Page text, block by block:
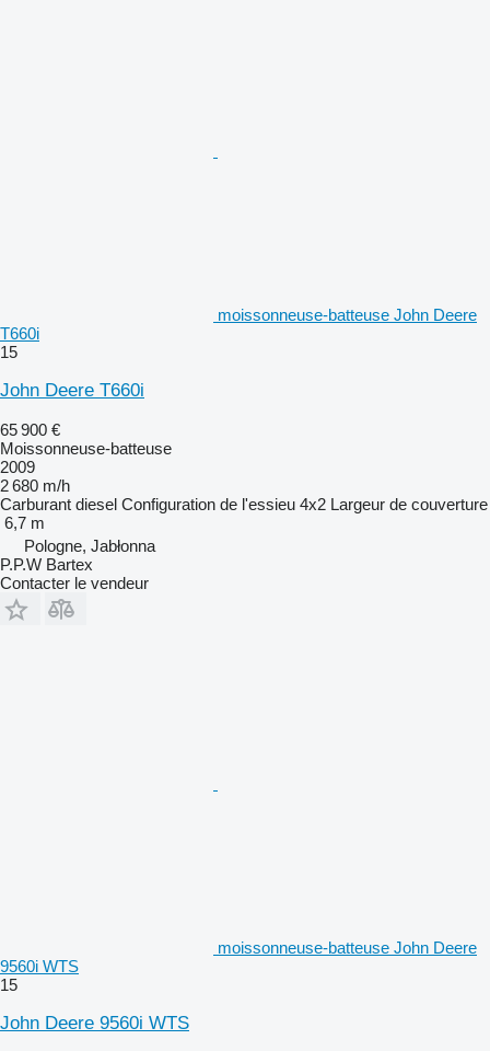
moissonneuse-batteuse John Deere
T660i
15
John Deere T660i
65 900 €
Moissonneuse-batteuse
2009
2 680 m/h
Carburant diesel Configuration de l'essieu 4x2 Largeur de couverture
6,7 m
Pologne, Jabłonna
P.P.W Bartex
Contacter le vendeur
moissonneuse-batteuse John Deere
9560i WTS
15
John Deere 9560i WTS